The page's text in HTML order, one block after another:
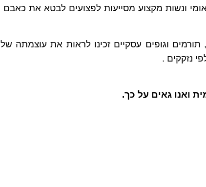
ונשות מקצוע מסייעות לפצועים לבטא את כאבם
וגופים עסקיים זכינו לראות את עוצמתה של
נזקקים .
ואנו גאים על כך.